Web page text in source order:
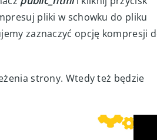
wybierz katalog mający
pliki w schowku do pliku
zaznaczyć opcję kompresji do
strony. Wtedy też będzie